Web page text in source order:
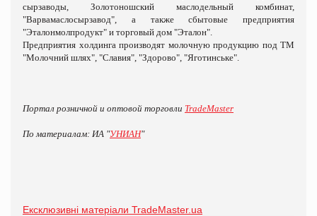
сырзаводы, Золотоношский маслодельный комбинат,
"Варвамаслосырзавод", а также сбытовые предприятия
"Эталонмолпродукт" и торговый дом "Эталон".
Предприятия холдинга производят молочную продукцию под ТМ
"Молочний шлях", "Славия", "Здорово", "Яготинське".
Портал розничной и оптовой торговли TradeMaster
По материалам: ИА "УНИАН"
Ексклюзивні матеріали TradeMaster.ua